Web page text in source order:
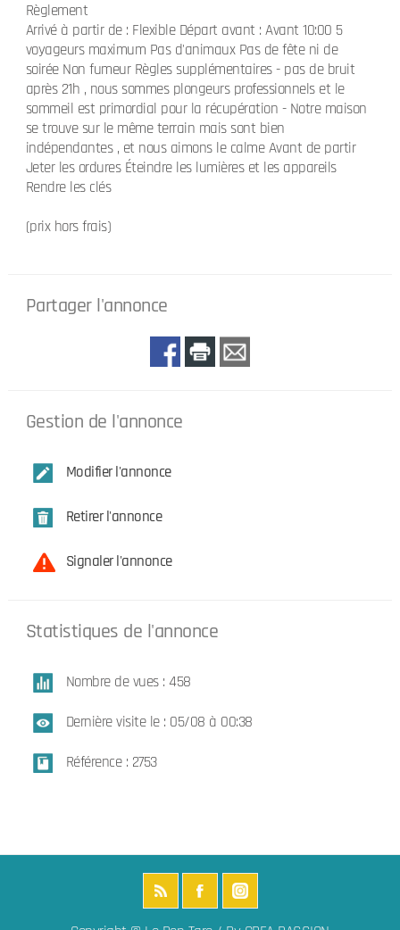
Règlement
Arrivé à partir de : Flexible Départ avant : Avant 10:00 5
voyageurs maximum Pas d'animaux Pas de fête ni de
soirée Non fumeur Règles supplémentaires - pas de bruit
après 21h , nous sommes plongeurs professionnels et le
sommeil est primordial pour la récupération - Notre maison
se trouve sur le même terrain mais sont bien
indépendantes , et nous aimons le calme Avant de partir
Jeter les ordures Éteindre les lumières et les appareils
Rendre les clés
(prix hors frais)
Partager l'annonce
Gestion de l'annonce
Modifier l'annonce
Retirer l'annonce
Signaler l'annonce
Statistiques de l'annonce
Nombre de vues : 458
Dernière visite le : 05/08 à 00:38
Référence : 2753